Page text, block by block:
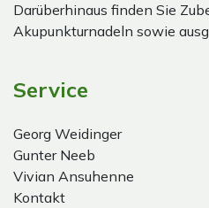
Darüberhinaus finden Sie
Akupunkturnadeln sowie
Service
Georg Weidinger
Gunter Neeb
Vivian Ansuhenne
Kontakt